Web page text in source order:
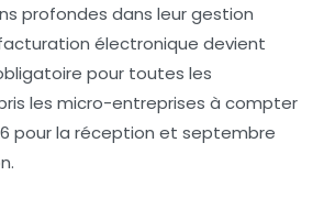
profondes dans leur gestion
électronique devient
pour toutes les
les micro-entreprises à compter
pour la réception et septembre